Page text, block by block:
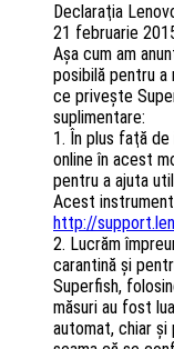
Declaraţia
21 februarie
Aşa cum am
posibilă pentru
ce priveşte
suplimentare:
1. În plus faţă
online în acest
pentru a ajuta
Acest
http://
2. Lucrăm
carantină şi
Superfish,
măsuri au fost
automat, chiar